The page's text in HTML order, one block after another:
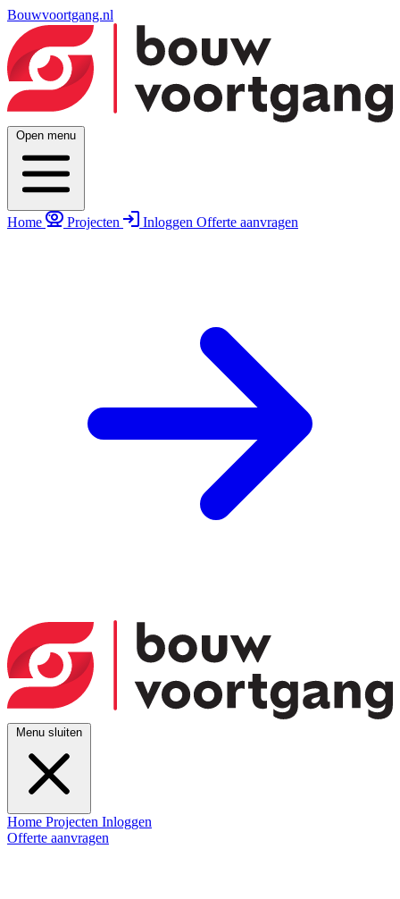
Bouwvoortgang.nl
Open menu
Home Projecten Inloggen Offerte aanvragen
Menu sluiten
Home Projecten Inloggen
Offerte aanvragen